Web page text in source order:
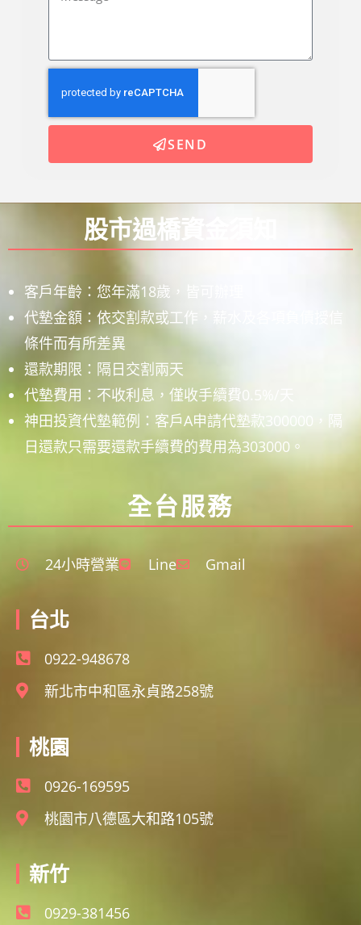
SEND
股市過橋資金須知
客戶年齡：您年滿18歲，皆可辦理
代墊金額：依交割款或工作，薪水及各項負債授信
條件而有所差異
還款期限：隔日交割兩天
代墊費用：不收利息，僅收手續費0.5%/天
神田投資代墊範例：客戶A申請代墊款300000，隔
日還款只需要還款手續費的費用為303000。
全台服務
24小時營業 Line Gmail
台北
0922-948678
新北市中和區永貞路258號
桃園
0926-169595
桃園市八德區大和路105號
新竹
0929-381456